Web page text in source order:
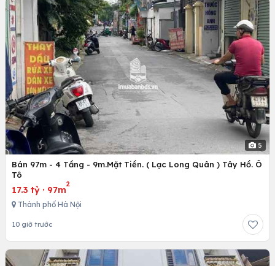
5
Bán 97m - 4 Tầng - 9m.Mặt Tiền. ( Lạc Long Quân ) Tây Hồ. Ô
Tô
17.3 tỷ · 97m
2
Thành phố Hà Nội
10 giờ trước